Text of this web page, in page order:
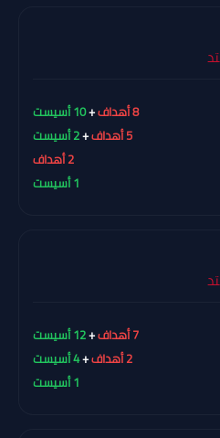
+10 أسيست
+2 أسيست
+12 أسيست
+4 أسيست